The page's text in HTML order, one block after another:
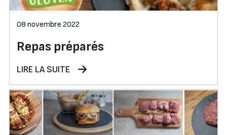
08 novembre 2022
Repas préparés
LIRE LA SUITE